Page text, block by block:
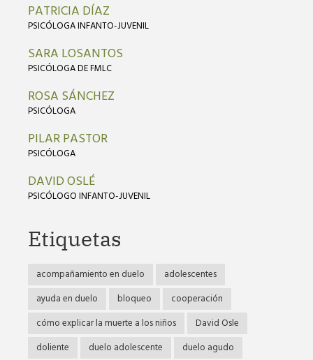
PATRICIA DÍAZ
PSICÓLOGA INFANTO-JUVENIL
SARA LOSANTOS
PSICÓLOGA DE FMLC
ROSA SÁNCHEZ
PSICÓLOGA
PILAR PASTOR
PSICÓLOGA
DAVID OSLÉ
PSICÓLOGO INFANTO-JUVENIL
Etiquetas
acompañamiento en duelo
adolescentes
ayuda en duelo
bloqueo
cooperación
cómo explicar la muerte a los niños
David Osle
doliente
duelo adolescente
duelo agudo